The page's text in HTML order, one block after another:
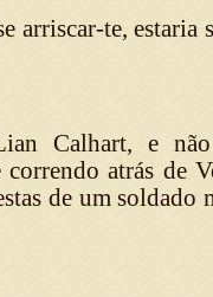
arriscar-te, estaria
Calhart, e não
atrás de
de um soldado